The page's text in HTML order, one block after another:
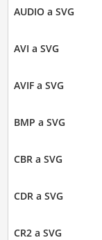
AUDIO a SVG
AVI a SVG
AVIF a SVG
BMP a SVG
CBR a SVG
CDR a SVG
CR2 a SVG